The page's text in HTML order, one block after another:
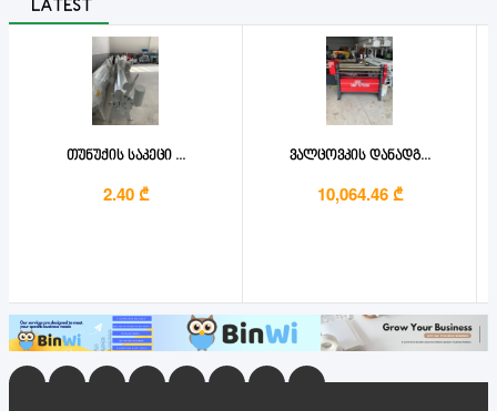
LATEST
თუნუქის საკეცი ...
2.40 ₾
ვალცოვკის დანადგ...
10,064.46 ₾